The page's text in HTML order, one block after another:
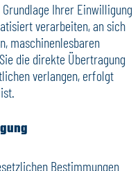
Ihrer Einwilligung
verarbeiten, an sich
maschinenlesbaren
die direkte Übertragung
verlangen, erfolgt
Bestimmungen